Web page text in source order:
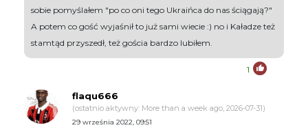
sobie pomyślałem "po co oni tego Ukraińca do nas ściągają?"
A potem co gość wyjaśnił to już sami wiecie :) no i Kaładze też
stamtąd przyszedł, też gościa bardzo lubiłem.
1
flaqu666
(ostatnio aktywny: More than a week ago, 2026-07-31)
29 września 2022, 09:51